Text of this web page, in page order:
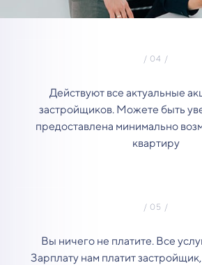
Действуют все актуальные
застройщиков. Можете быть
предоставлена минимально
квартиру
Вы ничего не платите. Все
Зарплату нам платит